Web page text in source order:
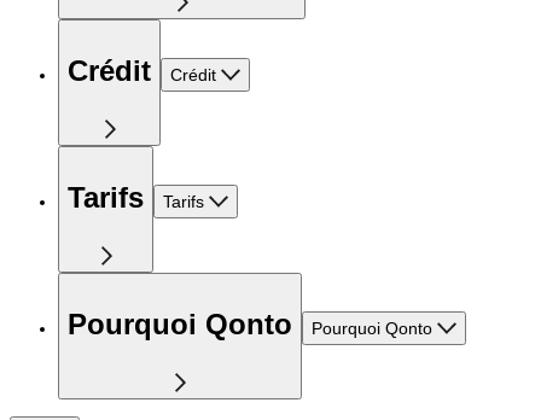
Crédit Crédit
Tarifs Tarifs
Pourquoi Qonto Pourquoi Qonto